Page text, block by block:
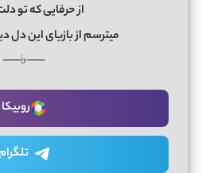
از حرفایی که تو
میترسم از بازیای این دل
──♭──
روبیکا